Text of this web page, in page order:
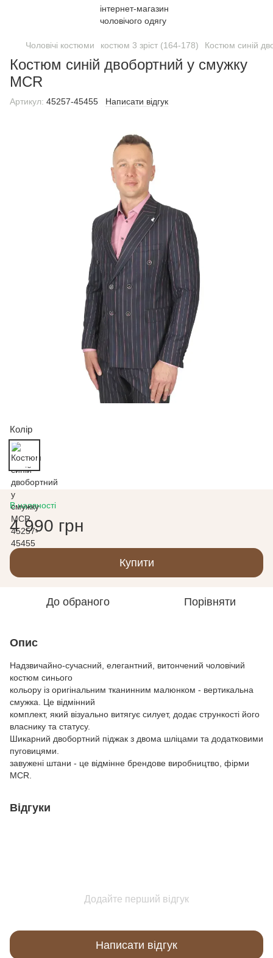
Чоловічі костюми костюм 3 зріст (164-178) Костюм синій
Костюм синій двобортний у смужку
MCR
Артикул: 45257-45455 Написати відгук
Колір
В наявності
4 990 грн
Купити
До обраного Порівняти
Опис
Надзвичайно-сучасний, елегантний, витончений чоловічий
костюм синього
кольору із оригінальним тканинним малюнком - вертикальна
смужка. Це відмінний
комплект, який візуально витягує силует, додає стрункості його
власнику та статусу.
Шикарний двобортний піджак з двома шліцами та додатковими
пуговицями.
завужені штани - це відмінне брендове виробництво, фірми
MCR.
Відгуки
Додайте перший відгук
Написати відгук